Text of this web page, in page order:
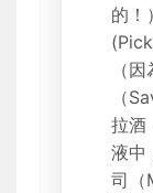
的！
（
（
拉酒
液中
司（